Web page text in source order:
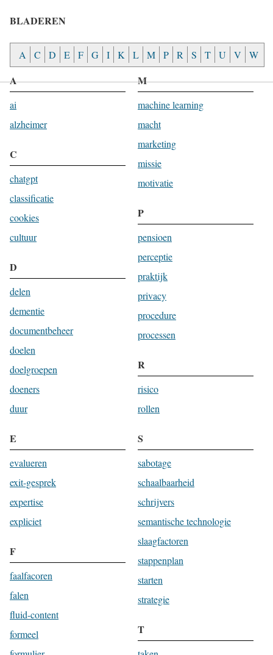
BLADEREN
A C D E F G I K L M P R S T U V W
A
ai
alzheimer
C
chatgpt
classificatie
cookies
cultuur
D
delen
dementie
documentbeheer
doelen
doelgroepen
doeners
duur
E
evalueren
exit-gesprek
expertise
expliciet
F
faalfacoren
falen
fluid-content
formeel
M
machine learning
macht
marketing
missie
motivatie
P
pensioen
perceptie
praktijk
privacy
procedure
processen
R
risico
rollen
S
sabotage
schaalbaarheid
schrijvers
semantische technologie
slaagfactoren
stappenplan
starten
strategie
T